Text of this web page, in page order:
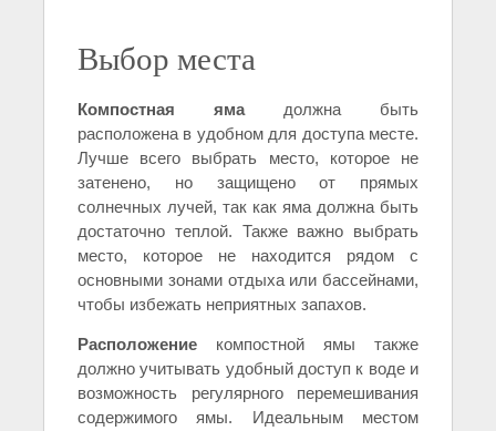
Выбор места
Компостная ямадолжна быть
расположена в удобном для доступа месте.
Лучше всего выбрать место, которое не
затенено, но защищено от прямых
солнечных лучей, так как яма должна быть
достаточно теплой. Также важно выбрать
место, которое не находится рядом с
основными зонами отдыха или бассейнами,
чтобы избежать неприятных запахов.
Расположение компостной ямы также
должно учитывать удобный доступ к воде и
возможность регулярного перемешивания
содержимого ямы. Идеальным местом